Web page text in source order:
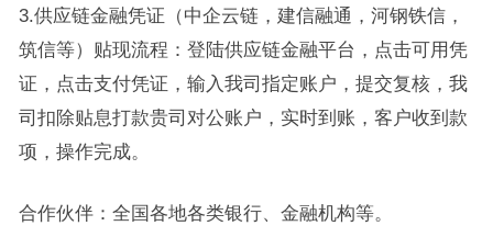
3.供应链金融凭证（中企云链，建信融通，河钢铁信，
筑信等）贴现流程：登陆供应链金融平台，点击可用凭
证，点击支付凭证，输入我司指定账户，提交复核，我
司扣除贴息打款贵司对公账户，实时到账，客户收到款
项，操作完成。
合作伙伴：全国各地各类银行、金融机构等。